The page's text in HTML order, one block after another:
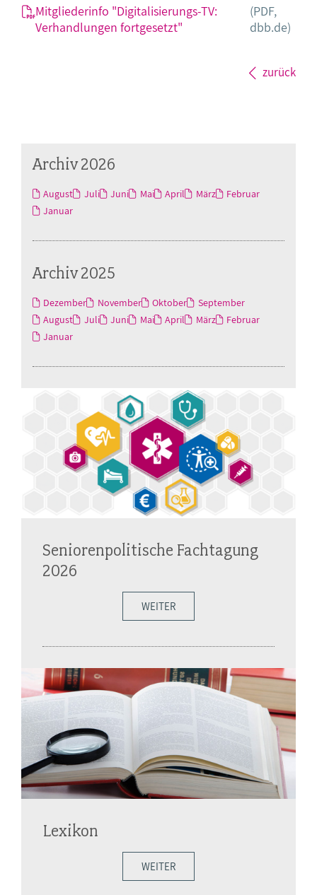
Mitgliederinfo "Digitalisierungs-TV:
Verhandlungen fortgesetzt"
(PDF,
dbb.de)
zurück
Archiv 2026
August Juli Juni Mai April März
Februar
Januar
Archiv 2025
Dezember November Oktober
September
August
Juli Juni Mai April März
Februar
Januar
Seniorenpolitische Fachtagung
2026
WEITER
Lexikon
WEITER